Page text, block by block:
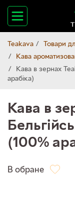
Teakava Товари
Кава
Кава в зернах
арабіка)
Кава в
(100%
В обране